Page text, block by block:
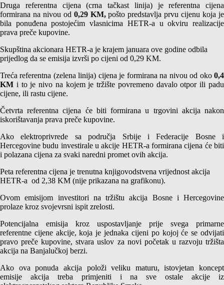
Druga referentna cijena (crna tačkast linija) je referentna cijena
formirana na nivou od 0,29 KM,pošto predstavlja prvu cijenu koja je
bila ponuđena postojećim vlasnicima HETR-a u okviru realizacije
prava preče kupovine.
Skupština akcionara HETR-a je krajem januara ove godine odbila
prijedlog da se emisija izvrši po cijeni od 0,29 KM.
Treća referentna (zelena linija) cijena je formirana na nivou od oko0,4
KM i to je nivo na kojem je tržište povremeno davalo otpor ili padu
cijene, ili rastu cijene.
Četvrta referentna cijena će biti formirana u trgovini akcija nakon
iskorištavanja prava preče kupovine.
Ako elektroprivrede sa područja Srbije i Federacije Bosne i
Hercegovine budu investirale u akcije HETR-a formirana cijena će biti
i polazana cijena za svaki naredni promet ovih akcija.
Peta referentna cijena je trenutna knjigovodstvena vrijednost akcija
HETR-a od 2,38 KM (nije prikazana na grafikonu).
Ovom emisijom investitori na tržištu akcija Bosne i Hercegovine
prolaze kroz svojevrsni ispit zrelosti.
Potencijalna emisija kroz uspostavljanje prije svega primarne
referentne cijene akcije, koja je jednaka cijeni po kojoj će se odvijati
pravo preče kupovine, stvara uslov za novi početak u razvoju tržišta
akcija na Banjalučkoj berzi.
Ako ova ponuda akcija položi veliku maturu, istovjetan koncept
emisije akcija treba primjeniti i na sve ostale akcije iz